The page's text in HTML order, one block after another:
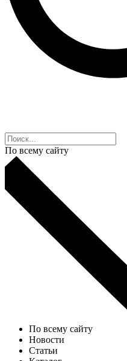
По всему сайту
По всему сайту
Новости
Статьи